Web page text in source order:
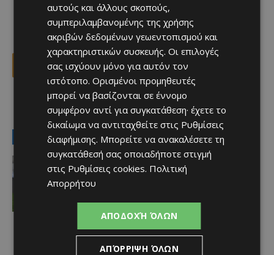
Facebook X Viber
διεθνής τύπος κόσμος
LATEST NEWS
Αθλητικά - Επικαιρότητα
Παραμένει ο Ενρίκες – Παίρνει και
Χάιρο
αυτούς και άλλους σκοπούς,
συμπεριλαμβανομένης της χρήσης
ακριβών δεδομένων γεωεντοπισμού και
χαρακτηριστικών συσκευής. Οι επιλογές
σας ισχύουν μόνο για αυτόν τον
ιστότοπο. Ορισμένοι προμηθευτές
μπορεί να βασίζονται σε έννομο
συμφέρον αντί για συγκατάθεση· έχετε το
δικαίωμα να αντιταχθείτε στις Ρυθμίσεις
διαφήμισης. Μπορείτε να ανακαλέσετε τη
συγκατάθεσή σας οποιαδήποτε στιγμή
στις Ρυθμίσεις cookies. Πολιτική
Απορρήτου
ΑΠΟΔΟΧΉ ΌΛΩΝ
ΑΠΌΡΡΙΨΗ ΌΛΩΝ